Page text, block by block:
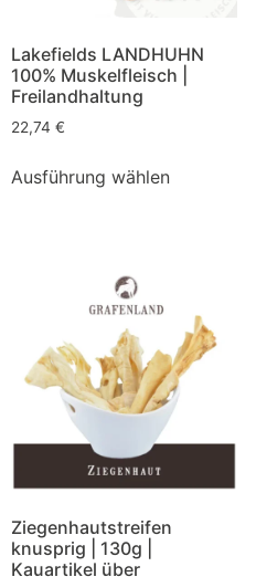
Lakefields LANDHUHN
100% Muskelfleisch |
Freilandhaltung
22,74 €
Ausführung wählen
Ziegenhautstreifen
knusprig | 130g |
Kauartikel über